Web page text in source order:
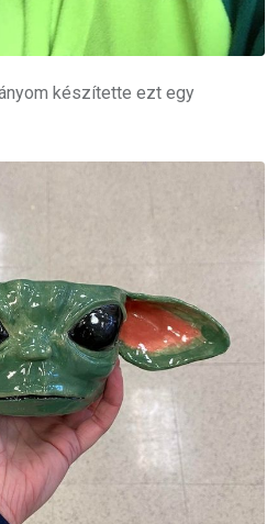
készítette ezt egy